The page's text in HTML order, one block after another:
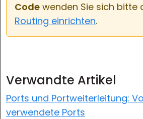
Code wenden Sie sich bitte
Routing einrichten.
Verwandte Artikel
Ports und Portweiterleitung:
verwendete Ports